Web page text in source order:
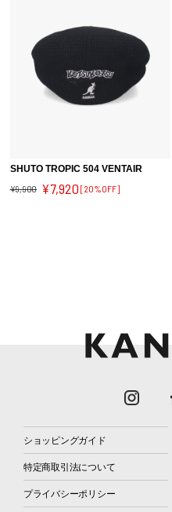
SHUTO TROPIC 504 VENTAIR
¥9,900 ¥7,920 [20%OFF]
ショッピングガイド
特定商取引法について
プライバシーポリシー